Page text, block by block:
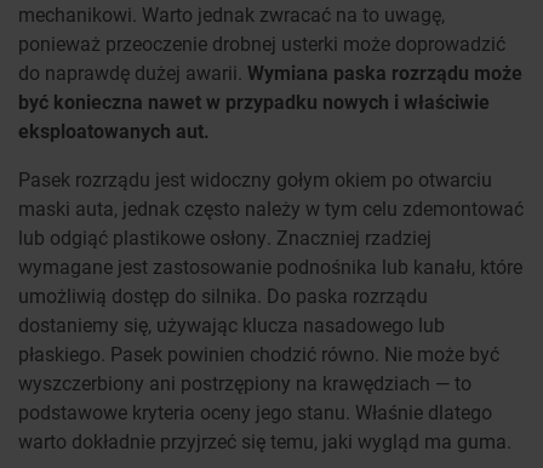
mechanikowi. Warto jednak zwracać na to uwagę,
ponieważ przeoczenie drobnej usterki może doprowadzić
do naprawdę dużej awarii. Wymiana paska rozrządu może
być konieczna nawet w przypadku nowych i właściwie
eksploatowanych aut.
Pasek rozrządu jest widoczny gołym okiem po otwarciu
maski auta, jednak często należy w tym celu zdemontować
lub odgiąć plastikowe osłony. Znaczniej rzadziej
wymagane jest zastosowanie podnośnika lub kanału, które
umożliwią dostęp do silnika. Do paska rozrządu
dostaniemy się, używając klucza nasadowego lub
płaskiego. Pasek powinien chodzić równo. Nie może być
wyszczerbiony ani postrzępiony na krawędziach — to
podstawowe kryteria oceny jego stanu. Właśnie dlatego
warto dokładnie przyjrzeć się temu, jaki wygląd ma guma.